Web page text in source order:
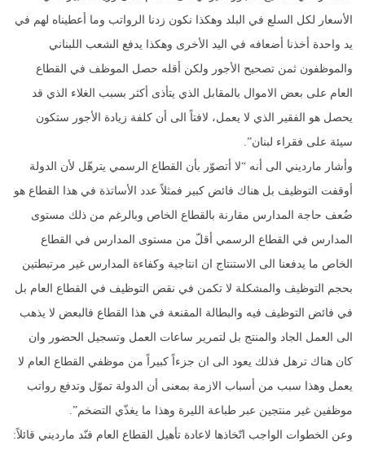
الأسعار لكل السلع في البلد وهكذا نكون زدنا الرواتب وما أعطيناه لهم في
يد واحدة أخذنا أضعافه في اليد الأخرى وهكذا يدفع الشعب اللبناني
والموظفون ثمن تصحيح الأجور ولكن أقله حصل الموظف في القطاع
العام على بعض الاموال بالمقابل الذي يتأذى أكثر بسبب الغلاء الذي قد
يحصل هو الفقير الذي لا يعمل، لافتاً الى أن كلفة زيادة الأجور ستكون
سيئة على فقراء لبنان”.
وأشار مارديني الى أنه “لا أتصوّر بأن القطاع الرسمي يترهّل لأن الدولة
أوقفت التوظيف بل هناك فائض كبير فمثلاً عدد الأساتذة في هذا القطاع هو
ضُعف حاجة المدارس مقارنة بالقطاع الخاص وبالرغم من ذلك مستوى
المدارس في القطاع الرسمي أقلّ من مستوى المدارس في القطاع
الخاص ما يدفعنا الى الاستنتاج ان انتاجية وكفاءة المدارس غير مرتبطتين
بحجم التوظيف والمشكلة لا تكمن في نقص التوظيف في القطاع العام بل
في فائض التوظيف فيه والبطالة المقنعة في هذا القطاع فالبعض لا يذهب
الى العمل الجاد والمنتج بل لتمرير ساعات العمل وتسجيل الحضور وان
كان هناك ترهل فذلك يعود الى ان جزءاً كبيراً من موظفي القطاع العام لا
يعمل وهذا سبب من أسباب الازمة بمعنى أن الدولة تموّل وتدفع رواتب
موظفين غير منتجين عبر طباعة الليرة وهذا ما يغذّي التضخم”.
وعن الخطوات الواجب اتّخاذها لاعادة تأهيل القطاع العام فنّد مارديني قائلاً: